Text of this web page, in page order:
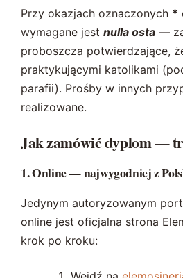
Przy okazjach oznaczonych *
wymagane jest nulla osta —
proboszcza potwierdzające,
praktykującymi katolikami
parafii). Prośby w innych
realizowane.
Jak zamówić dyplom —
1. Online — najwygodniej z
Jedynym autoryzowanym
online jest oficjalna strona
krok po kroku: